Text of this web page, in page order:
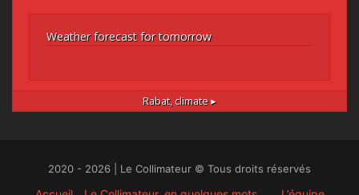
Weather forecast for tomorrow
Rabat, climate ▸
2020 - 2026 | Le Collimateur © Tous droits réservés